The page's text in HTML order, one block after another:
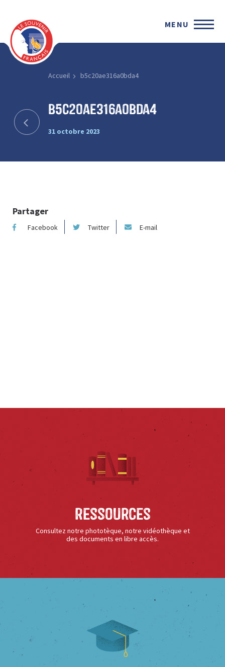
MENU
Accueil b5c20ae316a0bda4
b5c20ae316a0bda4
31 octobre 2023
Partager
Facebook Twitter E-mail
Ressources
Consultez notre phototèque, notre vidéothèque et
des documents en libre accès.